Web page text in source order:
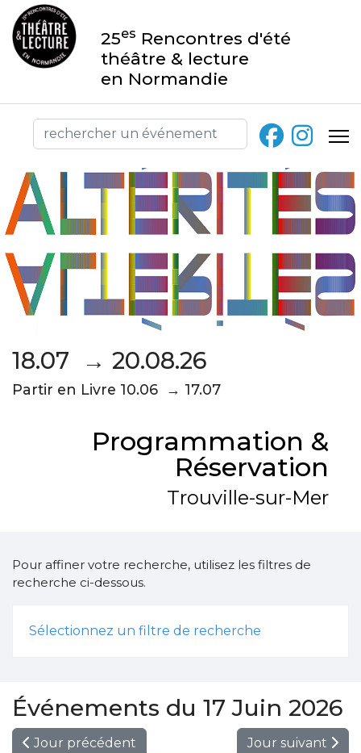
25es Rencontres d'été
théâtre & lecture
en Normandie
18.07 → 20.08.26
Partir en Livre 10.06 → 17.07
Programmation &
Réservation
Trouville-sur-Mer
Pour affiner votre recherche, utilisez les filtres de
recherche ci-dessous.
Sélectionnez un filtre de recherche
Événements du 17 Juin 2026
Jour précédent Jour suivant